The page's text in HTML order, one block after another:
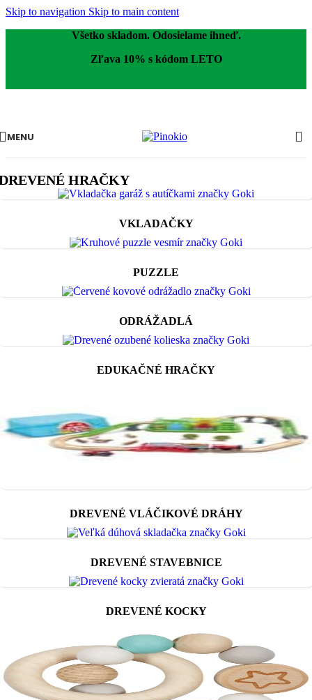
Skip to navigation Skip to main content
Všetko skladom. Odosielame ihneď.
Zľava 10% s kódom LETO
MENU
HRAČKY
VKLADAČKY
PUZZLE
ODRÁŽADLÁ
EDUKAČNÉ HRAČKY
DREVENÉ VLÁČIKOVÉ DRÁHY
DREVENÉ STAVEBNICE
DREVENÉ KOCKY